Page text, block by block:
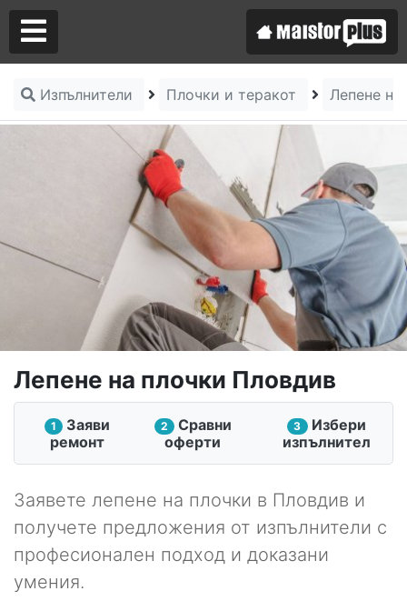
Изпълнители Плочки и теракот Лепене
Лепене на плочки Пловдив
1
Заяви
ремонт
2
Сравни
оферти
3
Избери
изпълнител
Заявете лепене на плочки в Пловдив и
получете предложения от изпълнители с
професионален подход и доказани
умения.
Аз съм майстор
Търся майстор